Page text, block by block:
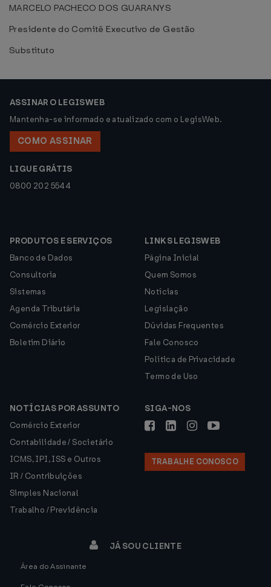
MARCELO PACHECO DOS GUARANYS
Presidente do Comitê Executivo de Gestão
Substituto
ASSINAR O LEGISWEB
Mantenha-se informado e atualizado com o LegisWeb.
COMO ASSINAR
LIGUE GRÁTIS
0800 202 5544
PRODUTOS E SERVIÇOS
Banco de Dados
Consultoria
Sistemas
Agenda Tributária
Comércio Exterior
Boletim Diário
LINKS LEGISWEB
Página Inicial
Quem Somos
Notícias
Legislação
Dúvidas Frequentes
Fale Conosco
Política de Privacidade
Termo de Uso
NOTÍCIAS POR ASSUNTO
Comércio Exterior
Contabilidade / Societário
ICMS, IPI, ISS e Outros
IR / Contribuições
Simples Nacional
Trabalho / Previdência
SIGA-NOS
TRABALHE CONOSCO
JÁ SOU CLIENTE
Área do Assinante